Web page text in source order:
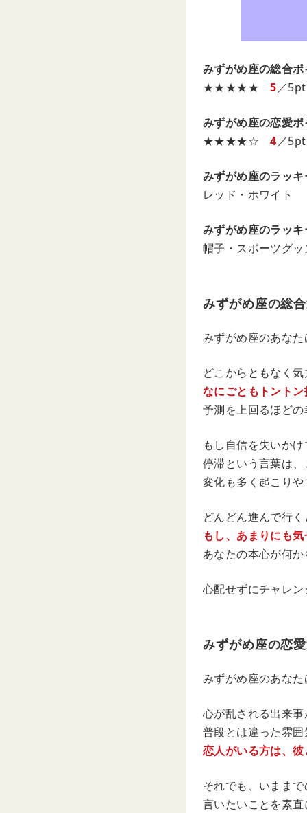
みずがめ座の総合
★★★★★5／5pt
みずがめ座の恋愛
★★★★☆4／5pt
みずがめ座のラッ
レッド・ホワイト
みずがめ座のラッ
帽子・スポーツグッ
みずがめ座の総
みずがめ座のあなた
どこからともなく
なにごともトント
予測を上回るほど
もし自信を失いか
停滞という言葉は
変化も多く起こり
どんどん進んで行
もし、あまりにも
あなたの本心が何
心配せずにチャレ
みずがめ座の恋
みずがめ座のあなた
心が乱される出来
普段とは違った雰
恋人がいる方は、
それでも、いまま
言いたいことを素